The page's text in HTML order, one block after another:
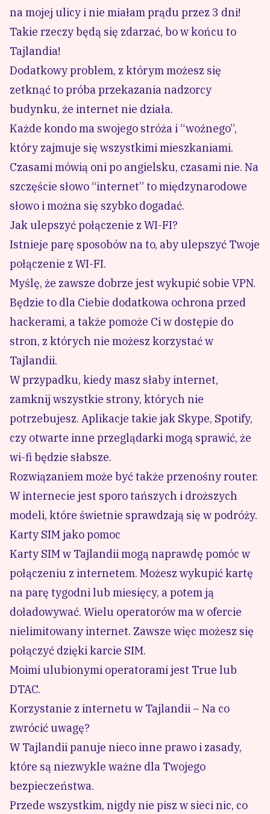
na mojej ulicy i nie miałam prądu przez 3 dni!
Takie rzeczy będą się zdarzać, bo w końcu to
Tajlandia!
Dodatkowy problem, z którym możesz się
zetknąć to próba przekazania nadzorcy
budynku, że internet nie działa.
Każde kondo ma swojego stróża i “woźnego”,
który zajmuje się wszystkimi mieszkaniami.
Czasami mówią oni po angielsku, czasami nie. Na
szczęście słowo “internet” to międzynarodowe
słowo i można się szybko dogadać.
Jak ulepszyć połączenie z WI-FI?
Istnieje parę sposobów na to, aby ulepszyć Twoje
połączenie z WI-FI.
Myślę, że zawsze dobrze jest wykupić sobie VPN.
Będzie to dla Ciebie dodatkowa ochrona przed
hackerami, a także pomoże Ci w dostępie do
stron, z których nie możesz korzystać w
Tajlandii.
W przypadku, kiedy masz słaby internet,
zamknij wszystkie strony, których nie
potrzebujesz. Aplikacje takie jak Skype, Spotify,
czy otwarte inne przeglądarki mogą sprawić, że
wi-fi będzie słabsze.
Rozwiązaniem może być także przenośny router.
W internecie jest sporo tańszych i droższych
modeli, które świetnie sprawdzają się w podróży.
Karty SIM jako pomoc
Karty SIM w Tajlandii mogą naprawdę pomóc w
połączeniu z internetem. Możesz wykupić kartę
na parę tygodni lub miesięcy, a potem ją
doładowywać. Wielu operatorów ma w ofercie
nielimitowany internet. Zawsze więc możesz się
połączyć dzięki karcie SIM.
Moimi ulubionymi operatorami jest True lub
DTAC.
Korzystanie z internetu w Tajlandii – Na co
zwrócić uwagę?
W Tajlandii panuje nieco inne prawo i zasady,
które są niezwykle ważne dla Twojego
bezpieczeństwa.
Przede wszystkim, nigdy nie pisz w sieci nic, co